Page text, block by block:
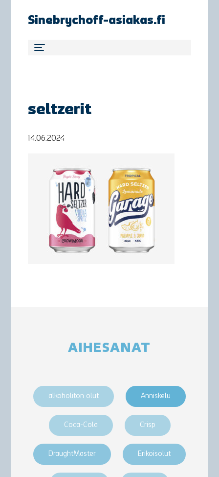
Sinebrychoff-asiakas.fi
seltzerit
14.06.2024
AIHESANAT
alkoholiton olut Anniskelu
Coca-Cola Crisp
DraughtMaster Erikoisolut